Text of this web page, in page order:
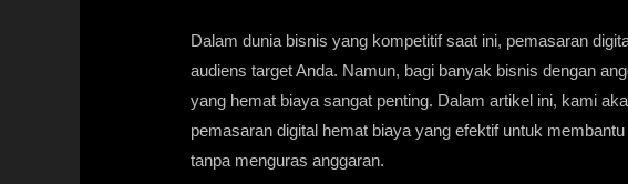
Dalam dunia bisnis yang kompetitif saat ini, pemasaran
audiens target Anda. Namun, bagi banyak bisnis dengan
yang hemat biaya sangat penting. Dalam artikel ini, kami
pemasaran digital hemat biaya yang efektif untuk
tanpa menguras anggaran.